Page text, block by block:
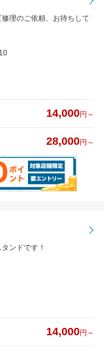
理のご依頼、お待ちして
14,000円～
28,000円～
ンドです！
14,000円～